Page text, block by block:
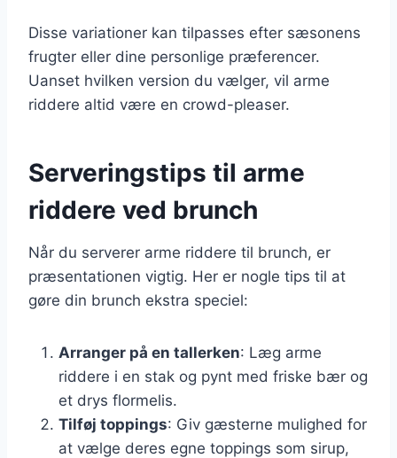
Disse variationer kan tilpasses efter sæsonens
frugter eller dine personlige præferencer.
Uanset hvilken version du vælger, vil arme
riddere altid være en crowd-pleaser.
Serveringstips til arme
riddere ved brunch
Når du serverer arme riddere til brunch, er
præsentationen vigtig. Her er nogle tips til at
gøre din brunch ekstra speciel:
Arranger på en tallerken: Læg arme
riddere i en stak og pynt med friske bær og
et drys flormelis.
Tilføj toppings: Giv gæsterne mulighed for
at vælge deres egne toppings som sirup,